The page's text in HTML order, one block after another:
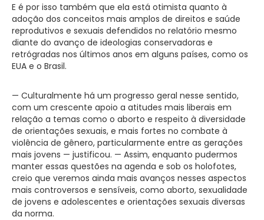
E é por isso também que ela está otimista quanto à
adoção dos conceitos mais amplos de direitos e saúde
reprodutivos e sexuais defendidos no relatório mesmo
diante do avanço de ideologias conservadoras e
retrógradas nos últimos anos em alguns países, como os
EUA e o Brasil.
— Culturalmente há um progresso geral nesse sentido,
com um crescente apoio a atitudes mais liberais em
relação a temas como o aborto e respeito à diversidade
de orientações sexuais, e mais fortes no combate à
violência de gênero, particularmente entre as gerações
mais jovens — justificou. — Assim, enquanto pudermos
manter essas questões na agenda e sob os holofotes,
creio que veremos ainda mais avanços nesses aspectos
mais controversos e sensíveis, como aborto, sexualidade
de jovens e adolescentes e orientações sexuais diversas
da norma.